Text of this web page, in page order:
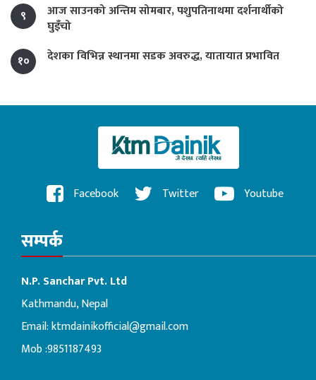
९
आज साउनको अन्तिम सोमबार, पशुपतिनाथमा दर्शनार्थीको
घुइँचो
१०
देशका विभिन्न स्थानमा सडक अवरुद्ध, यातायात प्रभावित
Facebook Twitter Youtube
सम्पर्क
N.P. Sanchar Pvt. Ltd
Kathmandu, Nepal
Email:ktmdainikofficial@gmail.com
Mob :9851187493